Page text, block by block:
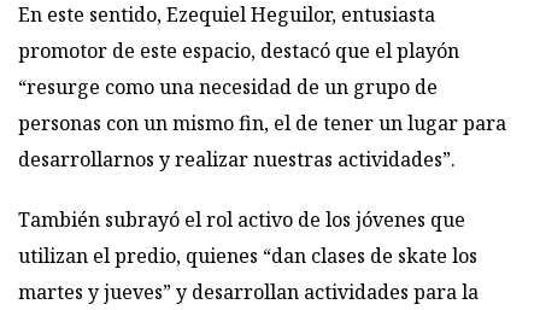
En este sentido, Ezequiel Heguilor, entusiasta
promotor de este espacio, destacó que el playón
“resurge como una necesidad de un grupo de
personas con un mismo fin, el de tener un lugar para
desarrollarnos y realizar nuestras actividades”.
También subrayó el rol activo de los jóvenes que
utilizan el predio, quienes “dan clases de skate los
martes y jueves” y desarrollan actividades para la